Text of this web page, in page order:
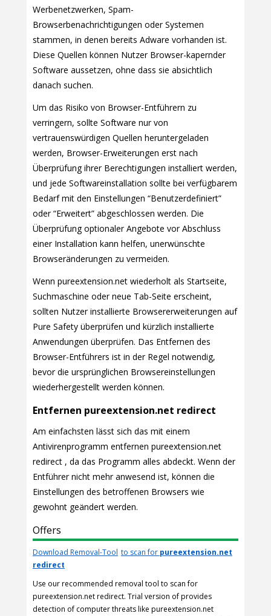
Werbenetzwerken, Spam-
Browserbenachrichtigungen oder Systemen
stammen, in denen bereits Adware vorhanden ist.
Diese Quellen können Nutzer Browser-kapernder
Software aussetzen, ohne dass sie absichtlich
danach suchen.
Um das Risiko von Browser-Entführern zu
verringern, sollte Software nur von
vertrauenswürdigen Quellen heruntergeladen
werden, Browser-Erweiterungen erst nach
Überprüfung ihrer Berechtigungen installiert werden,
und jede Softwareinstallation sollte bei verfügbarem
Bedarf mit den Einstellungen “Benutzerdefiniert”
oder “Erweitert” abgeschlossen werden. Die
Überprüfung optionaler Angebote vor Abschluss
einer Installation kann helfen, unerwünschte
Browseränderungen zu vermeiden.
Wenn pureextension.net wiederholt als Startseite,
Suchmaschine oder neue Tab-Seite erscheint,
sollten Nutzer installierte Browsererweiterungen auf
Pure Safety überprüfen und kürzlich installierte
Anwendungen überprüfen. Das Entfernen des
Browser-Entführers ist in der Regel notwendig,
bevor die ursprünglichen Browsereinstellungen
wiederhergestellt werden können.
Entfernen pureextension.net redirect
Am einfachsten lässt sich das mit einem
Antivirenprogramm entfernen pureextension.net
redirect , da das Programm alles abdeckt. Wenn der
Entführer nicht mehr anwesend ist, können die
Einstellungen des betroffenen Browsers wie
gewohnt geändert werden.
Offers
Download Removal-Tool to scan for pureextension.net
redirect
Use our recommended removal tool to scan for
pureextension.net redirect. Trial version of provides
detection of computer threats like pureextension.net